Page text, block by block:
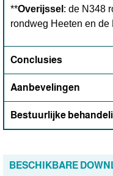
**Overijssel : de N348
rondweg Heeten en de
Conclusies
Aanbevelingen
Bestuurlijke
BESCHIKBARE